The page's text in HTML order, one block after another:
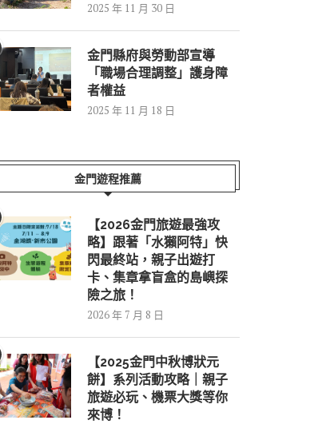
2025 年 11 月 30 日
金門縣府與勞動部宣導
「職場合理調整」護身障
者權益
2025 年 11 月 18 日
金門遊程推薦
【2026金門旅遊最強攻
略】跟著「水獺阿特」快
閃最終站，親子出遊打
卡、集章拿盲盒的島嶼探
險之旅！
2026 年 7 月 8 日
【2025金門中秋博狀元
餅】系列活動攻略｜親子
旅遊必玩、機票大獎等你
來博！